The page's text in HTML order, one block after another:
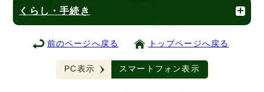
くらし・手続き
前のページへ戻る トップページへ戻る
PC表示 スマートフォン表示